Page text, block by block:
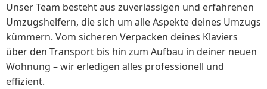
Unser Team besteht aus zuverlässigen und erfahrenen
Umzugshelfern, die sich um alle Aspekte deines Umzugs
kümmern. Vom sicheren Verpacken deines Klaviers
über den Transport bis hin zum Aufbau in deiner neuen
Wohnung – wir erledigen alles professionell und
effizient.